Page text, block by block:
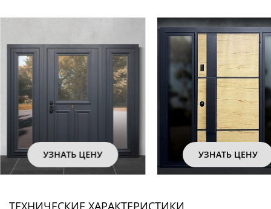
УЗНАТЬ ЦЕНУ УЗНАТЬ ЦЕНУ
ТЕХНИЧЕСКИЕ ХАРАКТЕРИСТИКИ